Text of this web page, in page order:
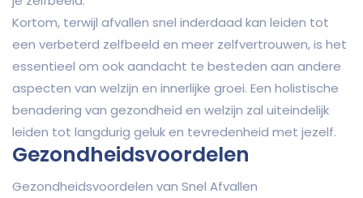
Kortom, terwijl afvallen snel inderdaad kan leiden tot
een verbeterd zelfbeeld en meer zelfvertrouwen, is het
essentieel om ook aandacht te besteden aan andere
aspecten van welzijn en innerlijke groei. Een holistische
benadering van gezondheid en welzijn zal uiteindelijk
leiden tot langdurig geluk en tevredenheid met jezelf.
Gezondheidsvoordelen
Gezondheidsvoordelen van Snel Afvallen